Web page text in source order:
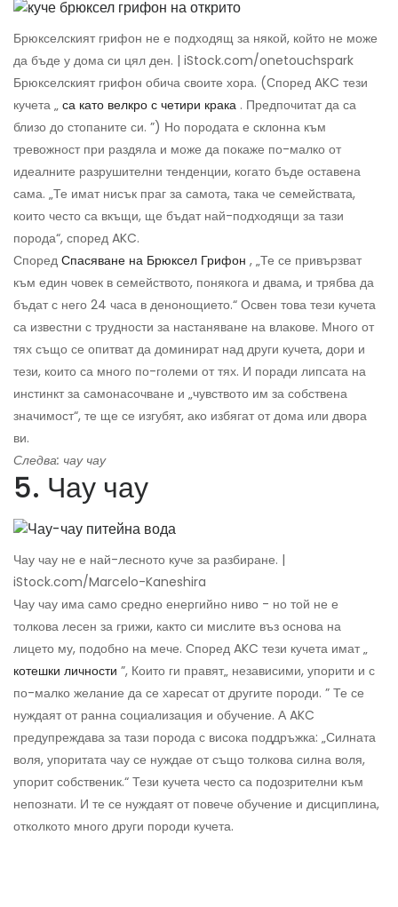
Брюкселският грифон не е подходящ за някой, който не може
да бъде у дома си цял ден. | iStock.com/onetouchspark
Брюкселският грифон обича своите хора. (Според AKC тези
кучета „ са като велкро с четири крака . Предпочитат да са
близо до стопаните си. ”) Но породата е склонна към
тревожност при раздяла и може да покаже по-малко от
идеалните разрушителни тенденции, когато бъде оставена
сама. „Те имат нисък праг за самота, така че семействата,
които често са вкъщи, ще бъдат най-подходящи за тази
порода“, според AKC.
Според Спасяване на Брюксел Грифон , „Те се привързват
към един човек в семейството, понякога и двама, и трябва да
бъдат с него 24 часа в денонощието.“ Освен това тези кучета
са известни с трудности за настаняване на влакове. Много от
тях също се опитват да доминират над други кучета, дори и
тези, които са много по-големи от тях. И поради липсата на
инстинкт за самонасочване и „чувството им за собствена
значимост“, те ще се изгубят, ако избягат от дома или двора
ви.
Следва: чау чау
5. Чау чау
Чау чау не е най-лесното куче за разбиране. |
iStock.com/Marcelo-Kaneshira
Чау чау има само средно енергийно ниво - но той не е
толкова лесен за грижи, както си мислите въз основа на
лицето му, подобно на мече. Според AKC тези кучета имат „
котешки личности ”, Които ги правят„ независими, упорити и с
по-малко желание да се харесат от другите породи. ” Те се
нуждаят от ранна социализация и обучение. А AKC
предупреждава за тази порода с висока поддръжка: „Силната
воля, упоритата чау се нуждае от също толкова силна воля,
упорит собственик.“ Тези кучета често са подозрителни към
непознати. И те се нуждаят от повече обучение и дисциплина,
отколкото много други породи кучета.